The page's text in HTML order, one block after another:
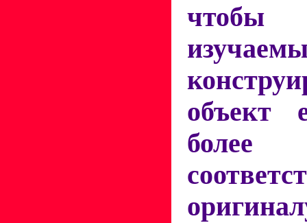
чтобы
объект
более